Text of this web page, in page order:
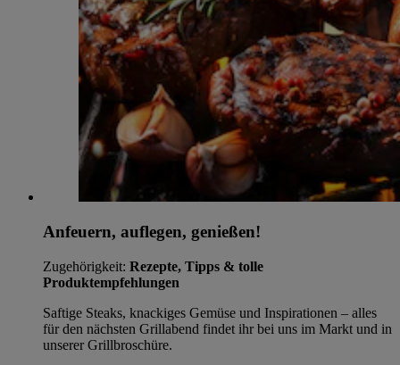
Anfeuern, auflegen, genießen!
Zugehörigkeit: Rezepte, Tipps & tolle
Produktempfehlungen
Saftige Steaks, knackiges Gemüse und Inspirationen – alles
für den nächsten Grillabend findet ihr bei uns im Markt und in
unserer Grillbroschüre.